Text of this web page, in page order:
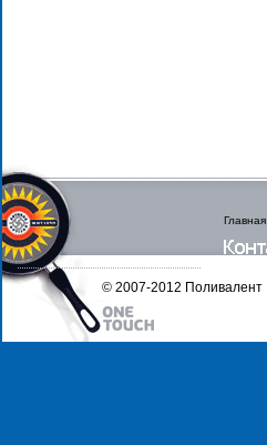
Главная
© 2007-2012 Поливалент